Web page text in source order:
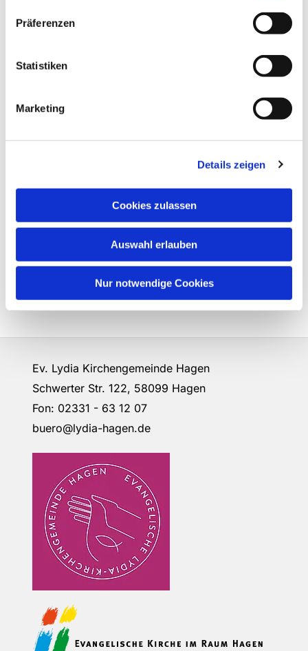
Präferenzen
Statistiken
Marketing
Details zeigen
Cookies zulassen
Auswahl erlauben
Nur notwendige Cookies
Ev. Lydia Kirchengemeinde Hagen
Schwerter Str. 122, 58099 Hagen
Fon: 02331 - 63 12 07
buero@lydia-hagen.de